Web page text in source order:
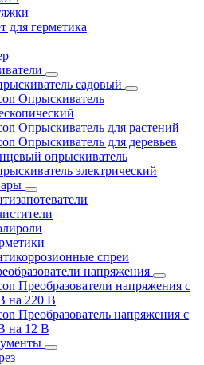
для герметика
садовый
Опрыскиватель
Опрыскиватель для растений
Опрыскиватель для деревьев
опрыскиватель
электрический
спреи
напряжения
Преобразователи напряжения с
на 220 В
Преобразователь напряжения с
на 12 В